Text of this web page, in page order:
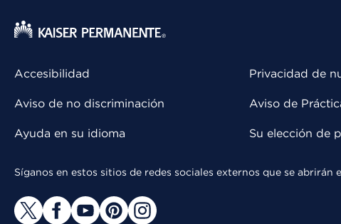
Accesibilidad
Aviso de no discriminación
Ayuda en su idioma
Privacidad de
Aviso de
Su elección de
Síganos en estos sitios de redes sociales externos que se abrirán